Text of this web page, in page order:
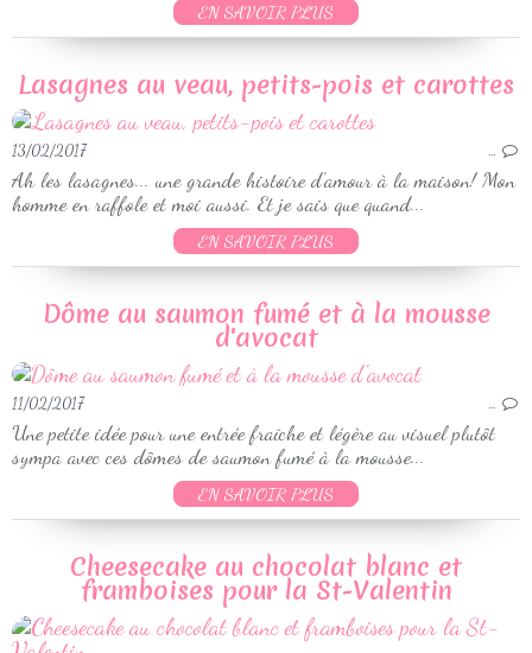
EN SAVOIR PLUS
Lasagnes au veau, petits-pois et carottes
13/02/2017 …
Ah les lasagnes... une grande histoire d'amour à la maison! Mon
homme en raffole et moi aussi. Et je sais que quand...
EN SAVOIR PLUS
Dôme au saumon fumé et à la mousse
d'avocat
11/02/2017 …
Une petite idée pour une entrée fraîche et légère au visuel plutôt
sympa avec ces dômes de saumon fumé à la mousse...
EN SAVOIR PLUS
Cheesecake au chocolat blanc et
framboises pour la St-Valentin